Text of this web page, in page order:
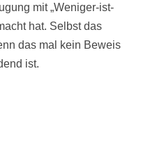
mit „Weniger-ist-
hat. Selbst das
das mal kein Beweis
ist.